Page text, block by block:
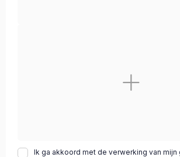
Ik ga akkoord met de verwerking van mijn